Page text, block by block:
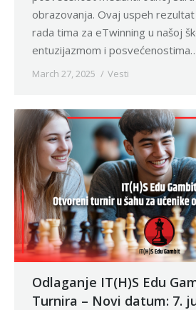
obrazovanja. Ovaj uspeh
rada tima za eTwinning u našoj
entuzijazmom i
March 27, 2025 Vesti
Odlaganje IT(H)S Edu
Turnira – Novi datum: 7.